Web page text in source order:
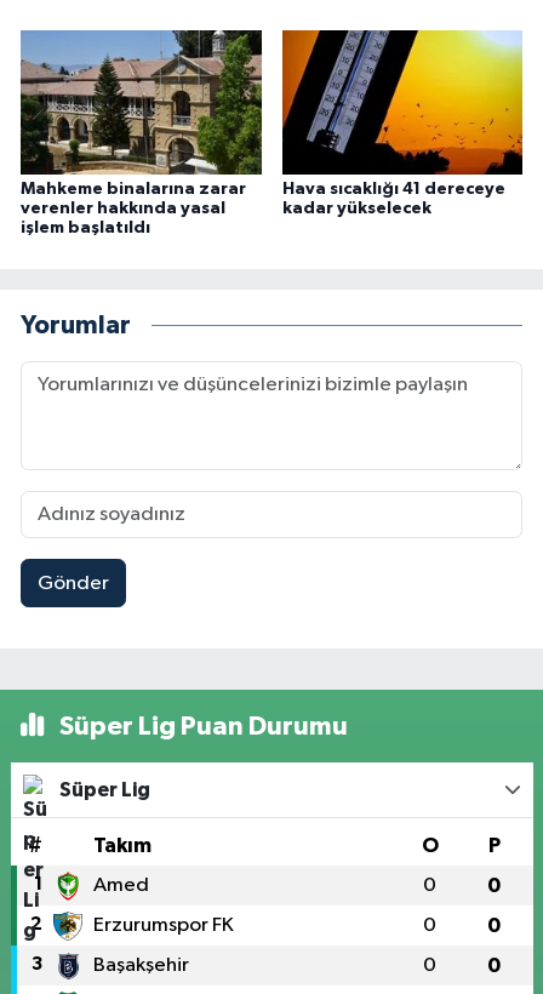
Mahkeme binalarına zarar
verenler hakkında yasal
işlem başlatıldı
Hava sıcaklığı 41 dereceye
kadar yükselecek
Yorumlar
Gönder
Süper Lig Puan Durumu
Süper Lig
# Takım O P
1 Amed 0 0
2 Erzurumspor FK 0 0
3 Başakşehir 0 0